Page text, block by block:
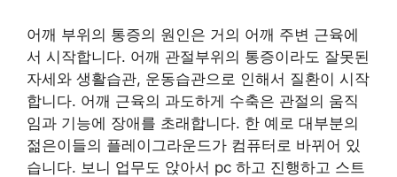
어깨 부위의 통증의 원인은 거의 어깨 주변 근육에
서 시작합니다. 어깨 관절부위의 통증이라도 잘못된
자세와 생활습관, 운동습관으로 인해서 질환이 시작
합니다. 어깨 근육의 과도하게 수축은 관절의 움직
임과 기능에 장애를 초래합니다. 한 예로 대부분의
젊은이들의 플레이그라운드가 컴퓨터로 바뀌어 있
습니다. 보니 업무도 앉아서 pc 하고 진행하고 스트